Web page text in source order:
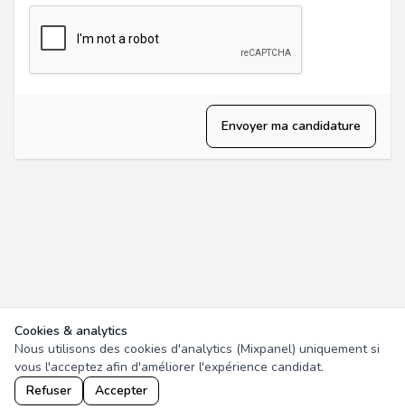
Envoyer ma candidature
Cookies & analytics
Nous utilisons des cookies d'analytics (Mixpanel) uniquement si
vous l'acceptez afin d'améliorer l'expérience candidat.
Refuser
Accepter